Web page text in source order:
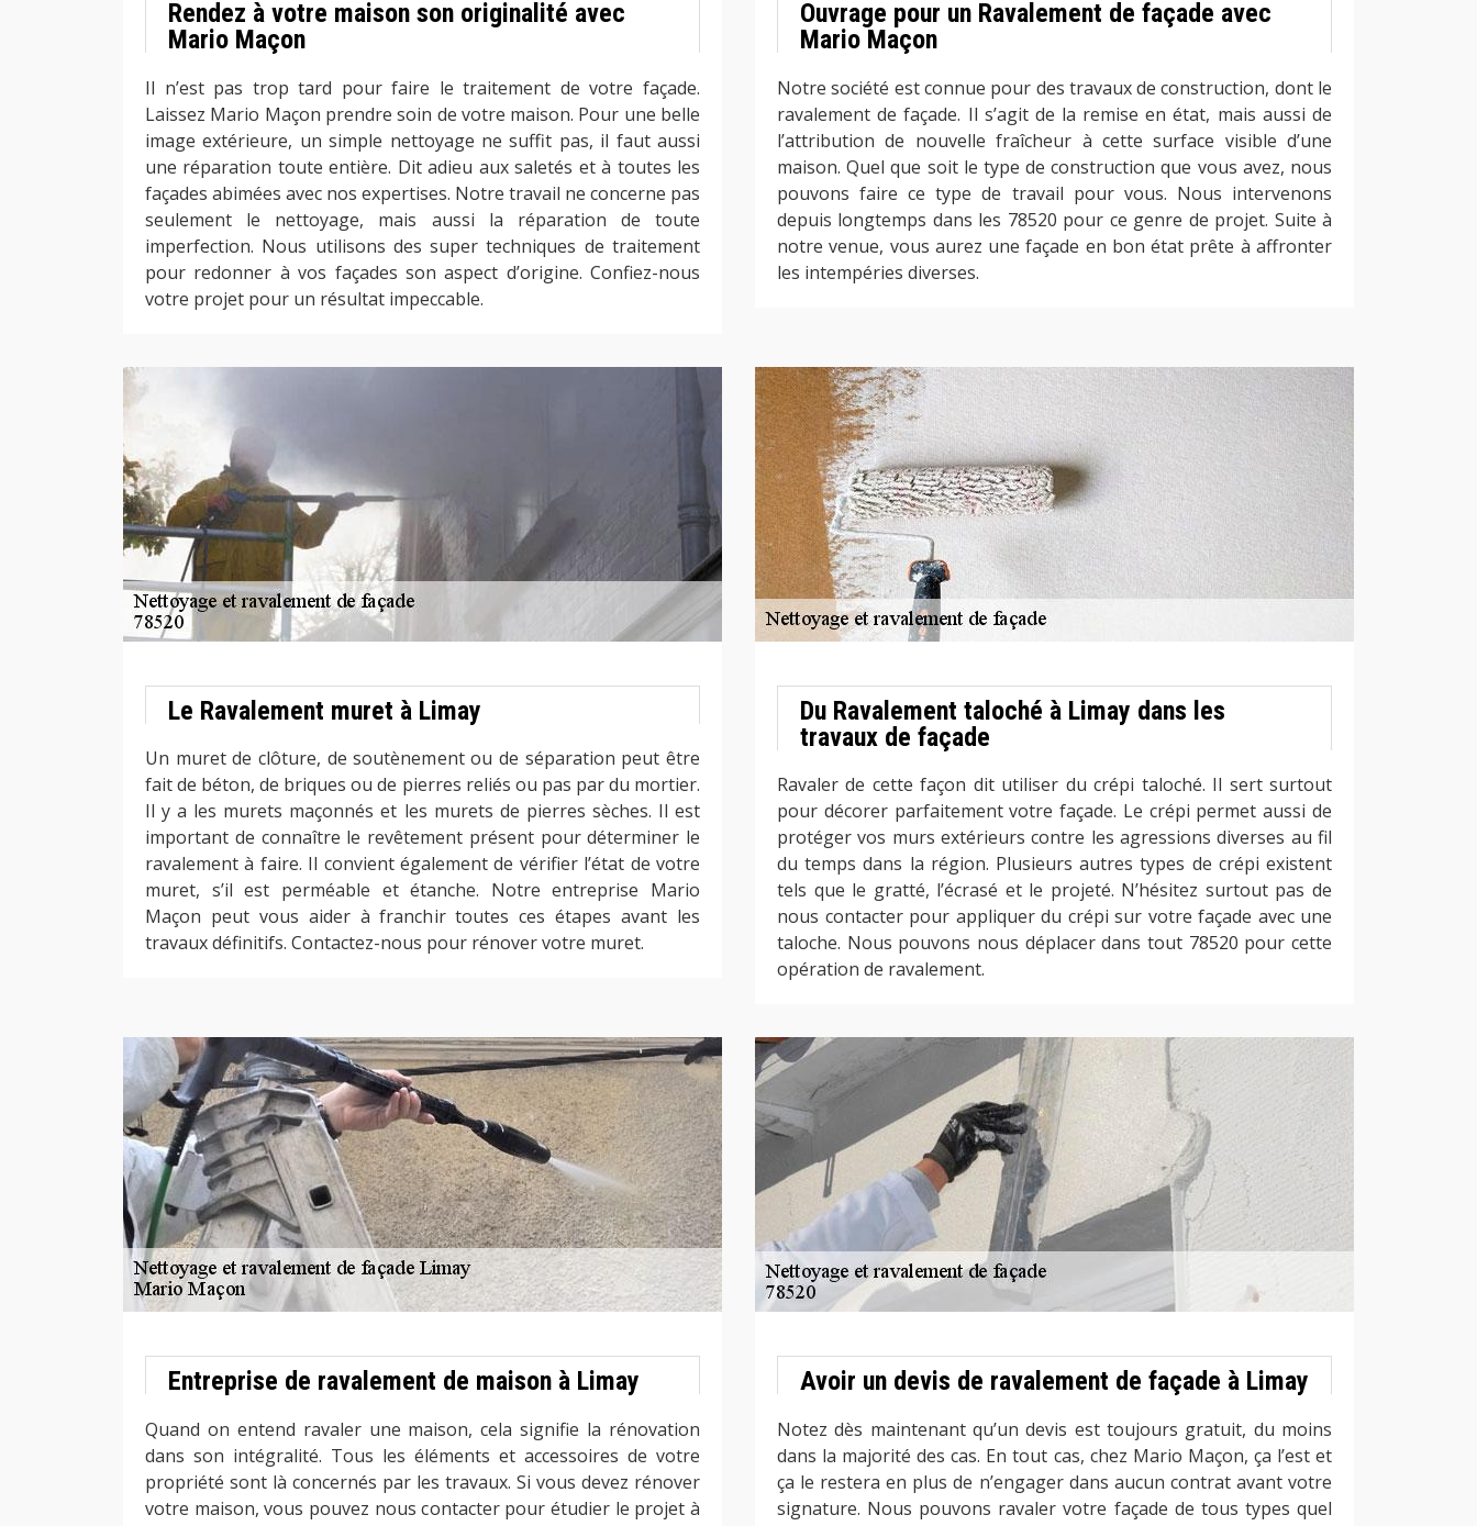
Rendez à votre maison son originalité avec
Mario Maçon
Il n’est pas trop tard pour faire le traitement de votre façade.
Laissez Mario Maçon prendre soin de votre maison. Pour une belle
image extérieure, un simple nettoyage ne suffit pas, il faut aussi
une réparation toute entière. Dit adieu aux saletés et à toutes les
façades abimées avec nos expertises. Notre travail ne concerne pas
seulement le nettoyage, mais aussi la réparation de toute
imperfection. Nous utilisons des super techniques de traitement
pour redonner à vos façades son aspect d’origine. Confiez-nous
votre projet pour un résultat impeccable.
Ouvrage pour un Ravalement de façade avec
Mario Maçon
Notre société est connue pour des travaux de construction, dont le
ravalement de façade. Il s’agit de la remise en état, mais aussi de
l’attribution de nouvelle fraîcheur à cette surface visible d’une
maison. Quel que soit le type de construction que vous avez, nous
pouvons faire ce type de travail pour vous. Nous intervenons
depuis longtemps dans les 78520 pour ce genre de projet. Suite à
notre venue, vous aurez une façade en bon état prête à affronter
les intempéries diverses.
Le Ravalement muret à Limay
Un muret de clôture, de soutènement ou de séparation peut être
fait de béton, de briques ou de pierres reliés ou pas par du mortier.
Il y a les murets maçonnés et les murets de pierres sèches. Il est
important de connaître le revêtement présent pour déterminer le
ravalement à faire. Il convient également de vérifier l’état de votre
muret, s’il est perméable et étanche. Notre entreprise Mario
Maçon peut vous aider à franchir toutes ces étapes avant les
travaux définitifs. Contactez-nous pour rénover votre muret.
Du Ravalement taloché à Limay dans les
travaux de façade
Ravaler de cette façon dit utiliser du crépi taloché. Il sert surtout
pour décorer parfaitement votre façade. Le crépi permet aussi de
protéger vos murs extérieurs contre les agressions diverses au fil
du temps dans la région. Plusieurs autres types de crépi existent
tels que le gratté, l’écrasé et le projeté. N’hésitez surtout pas de
nous contacter pour appliquer du crépi sur votre façade avec une
taloche. Nous pouvons nous déplacer dans tout 78520 pour cette
opération de ravalement.
Entreprise de ravalement de maison à Limay
Quand on entend ravaler une maison, cela signifie la rénovation
dans son intégralité. Tous les éléments et accessoires de votre
propriété sont là concernés par les travaux. Si vous devez rénover
votre maison, vous pouvez nous contacter pour étudier le projet à
Avoir un devis de ravalement de façade à Limay
Notez dès maintenant qu’un devis est toujours gratuit, du moins
dans la majorité des cas. En tout cas, chez Mario Maçon, ça l’est et
ça le restera en plus de n’engager dans aucun contrat avant votre
signature. Nous pouvons ravaler votre façade de tous types quel